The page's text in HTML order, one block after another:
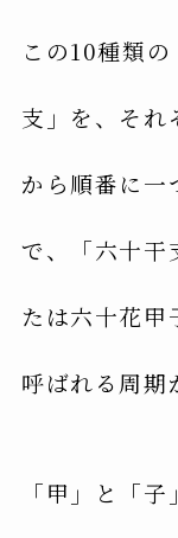
この10種類
支」を、それ
から順番に一
で、「六十干
たは六十花甲
呼ばれる周期
「甲」と「